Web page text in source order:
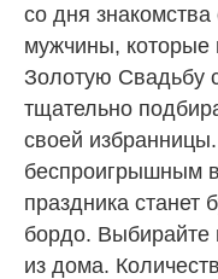
со дня
мужчины, которые
Золотую Свадьбу
тщательно
своей
беспроигрышным
праздника станет
бордо. Выбирайте
из дома.